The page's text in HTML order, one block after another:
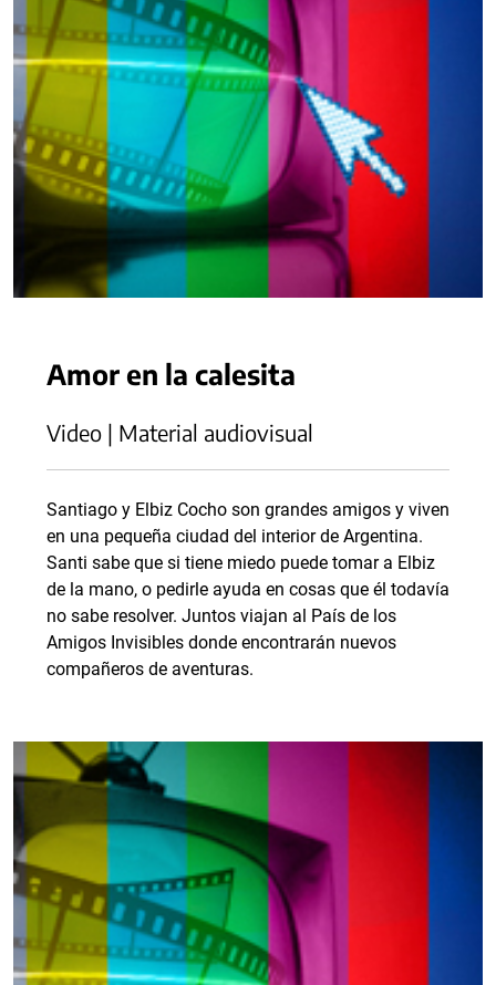
Amor en la calesita
Video | Material audiovisual
Santiago y Elbiz Cocho son grandes amigos y viven
en una pequeña ciudad del interior de Argentina.
Santi sabe que si tiene miedo puede tomar a Elbiz
de la mano, o pedirle ayuda en cosas que él todavía
no sabe resolver. Juntos viajan al País de los
Amigos Invisibles donde encontrarán nuevos
compañeros de aventuras.